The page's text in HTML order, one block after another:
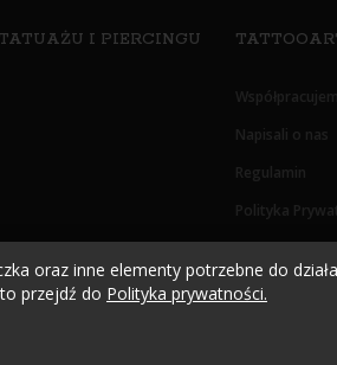
I PIERCINGU
Napisali o nas
Regulamin
Polityka
Oświadczenie
oraz inne elementy potrzebne do
przejdź do Polityka prywatności.